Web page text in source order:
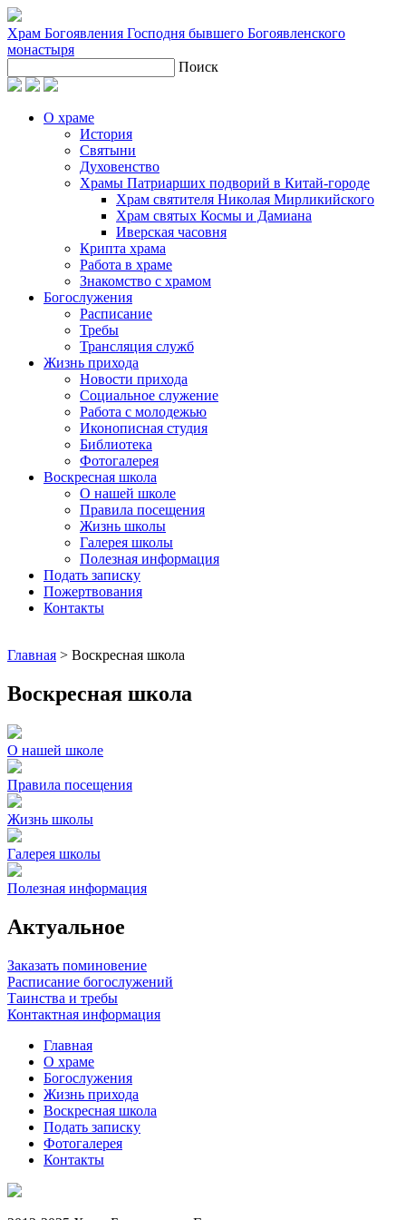
Храм Богоявления Господня бывшего Богоявленского
монастыря
Поиск
О храме
История
Святыни
Духовенство
Храмы Патриарших подворий в Китай-городе
Храм святителя Николая Мирликийского
Храм святых Космы и Дамиана
Иверская часовня
Крипта храма
Работа в храме
Знакомство с храмом
Богослужения
Расписание
Требы
Трансляция служб
Жизнь прихода
Новости прихода
Социальное служение
Работа с молодежью
Иконописная студия
Библиотека
Фотогалерея
Воскресная школа
О нашей школе
Правила посещения
Жизнь школы
Галерея школы
Полезная информация
Подать записку
Пожертвования
Контакты
Главная > Воскресная школа
Воскресная школа
О нашей школе
Правила посещения
Жизнь школы
Галерея школы
Полезная информация
Актуальное
Заказать поминовение
Расписание богослужений
Таинства и требы
Контактная информация
Главная
О храме
Богослужения
Жизнь прихода
Воскресная школа
Подать записку
Фотогалерея
Контакты